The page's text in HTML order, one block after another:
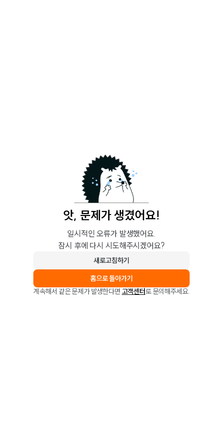
앗, 문제가 생겼어요!
일시적인 오류가 발생했어요.
잠시 후에 다시 시도해주시겠어요?
새로고침하기
홈으로 돌아가기
계속해서 같은 문제가 발생한다면 고객센터로 문의해주세요.